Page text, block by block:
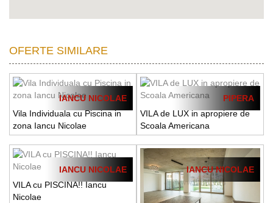
OFERTE SIMILARE
IANCU NICOLAE
Vila Individuala cu Piscina in
zona Iancu Nicolae
PIPERA
VILA de LUX in apropiere de
Scoala Americana
IANCU NICOLAE
VILA cu PISCINA!! Iancu
Nicolae
IANCU NICOLAE